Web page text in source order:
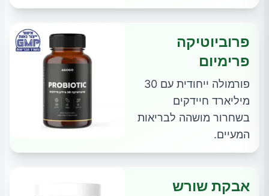
פרוביוטיקה
פרימיום
פורמולה ייחודית עם 30
מיליארד חיידקים
בשחרור מושהה לבריאות
המעיים.
אבקת שורש